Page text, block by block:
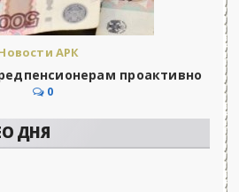
АРК
проактивно
0
ДНЯ